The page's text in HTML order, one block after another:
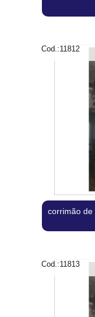
Cod.:11812
corrimão de
Cod.:11813